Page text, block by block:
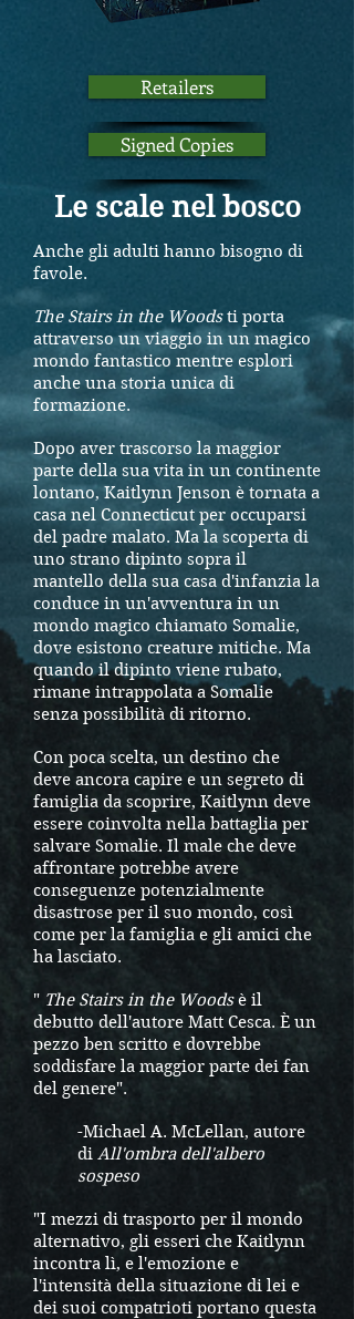
Retailers
Signed Copies
Le scale nel bosco
Anche gli adulti hanno bisogno di
favole.
The Stairs in the Woodsti porta
attraverso un viaggio in un magico
mondo fantastico mentre esplori
anche una storia unica di
formazione.
Dopo aver trascorso la maggior
parte della sua vita in un continente
lontano, Kaitlynn Jenson è tornata a
casa nel Connecticut per occuparsi
del padre malato. Ma la scoperta di
uno strano dipinto sopra il
mantello della sua casa d'infanzia la
conduce in un'avventura in un
mondo magico chiamato Somalie,
dove esistono creature mitiche. Ma
quando il dipinto viene rubato,
rimane intrappolata a Somalie
senza possibilità di ritorno.
Con poca scelta, un destino che
deve ancora capire e un segreto di
famiglia da scoprire, Kaitlynn deve
essere coinvolta nella battaglia per
salvare Somalie. Il male che deve
affrontare potrebbe avere
conseguenze potenzialmente
disastrose per il suo mondo, così
come per la famiglia e gli amici che
ha lasciato.
" The Stairs in the Woodsè il
debutto dell'autore Matt Cesca. È un
pezzo ben scritto e dovrebbe
soddisfare la maggior parte dei fan
del genere".
-Michael A. McLellan, autore
di All'ombra dell'albero
sospeso
"I mezzi di trasporto per il mondo
alternativo, gli esseri che Kaitlynn
incontra lì, e l'emozione e
l'intensità della situazione di lei e
dei suoi compatrioti portano questa